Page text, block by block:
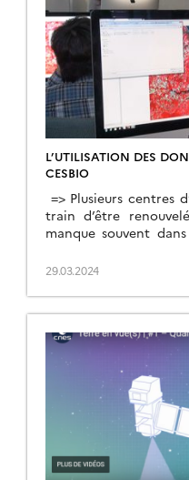
L’UTILISATION DES
CESBIO
=> Plusieurs centres
train d’être
manque souvent
des collègues du
utilisons les
cette […]
29.03.2024